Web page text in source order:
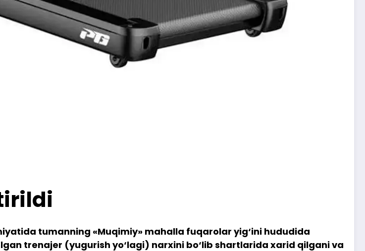
tumanning «Muqimiy» mahalla fuqarolar yig‘ini hududida
trenajer (yugurish yo‘lagi) narxini bo‘lib shartlarida xarid qilgani va